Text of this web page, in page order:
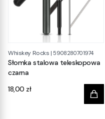
Whiskey Rocks |5908280701974
Słomka stalowa teleskopowa
czarna
Cena
18,00 zł